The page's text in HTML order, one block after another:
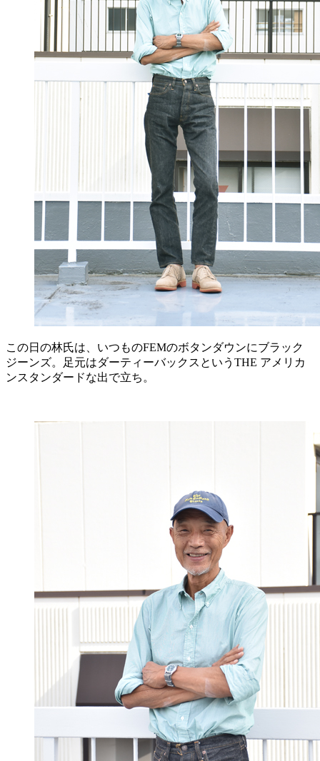
この日の林氏は、いつものFEMのボタンダウンにブラック
ジーンズ。足元はダーティーバックスというTHE アメリカ
ンスタンダードな出で立ち。